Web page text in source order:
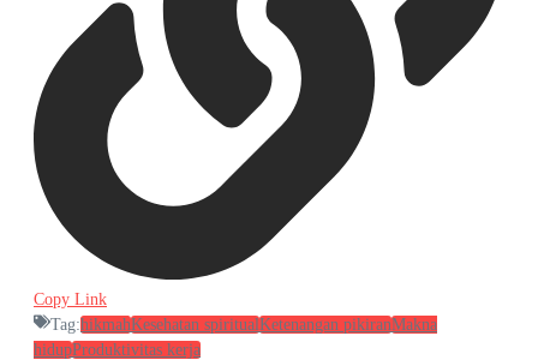
Copy Link
Tag:hikmahKesehatan spiritualKetenangan pikiranMakna
hidupProduktivitas kerja